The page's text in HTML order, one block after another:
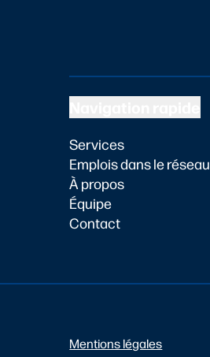
Services
Emplois dans le réseau
À propos
Équipe
Contact
Mentions légales